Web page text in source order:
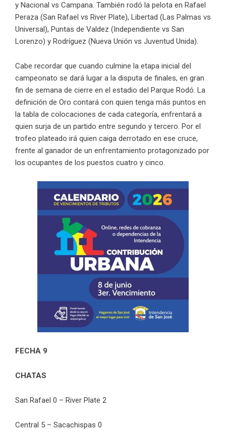
y Nacional vs Campana. También rodó la pelota en Rafael
Peraza (San Rafael vs River Plate), Libertad (Las Palmas vs
Universal), Puntas de Valdez (Independiente vs San
Lorenzo) y Rodríguez (Nueva Unión vs Juventud Unida).
Cabe recordar que cuando culmine la etapa inicial del
campeonato se dará lugar a la disputa de finales, en gran
fin de semana de cierre en el estadio del Parque Rodó. La
definición de Oro contará con quien tenga más puntos en
la tabla de colocaciones de cada categoría, enfrentará a
quien surja de un partido entre segundo y tercero. Por el
trofeo plateado irá quien caiga derrotado en ese cruce,
frente al ganador de un enfrentamiento protagonizado por
los ocupantes de los puestos cuatro y cinco.
FECHA 9
CHATAS
San Rafael 0 – River Plate 2
Central 5 – Sacachispas 0